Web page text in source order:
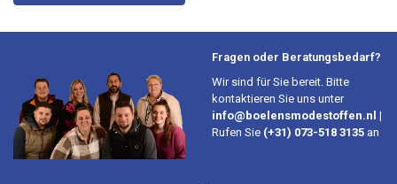
Fragen oder Beratungsbedarf?
Wir sind für Sie bereit. Bitte
kontaktieren Sie uns unter
info@boelensmodestoffen.nl |
Rufen Sie (+31) 073-518 3135 an